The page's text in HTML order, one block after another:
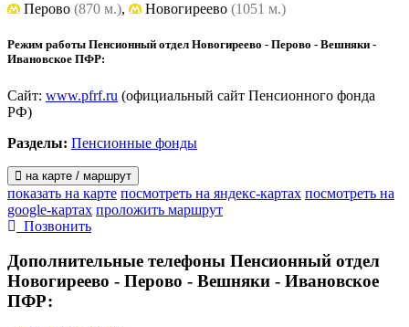
Перово (870 м.), Новогиреево (1051 м.)
Режим работы Пенсионный отдел Новогиреево - Перово - Вешняки -
Ивановское ПФР:
Сайт: www.pfrf.ru (официальный сайт Пенсионного фонда
РФ)
Разделы: Пенсионные фонды
на карте / маршрут
показать на карте посмотреть на яндекс-картах посмотреть на
google-картах проложить маршрут
Позвонить
Дополнительные телефоны Пенсионный отдел
Новогиреево - Перово - Вешняки - Ивановское
ПФР: